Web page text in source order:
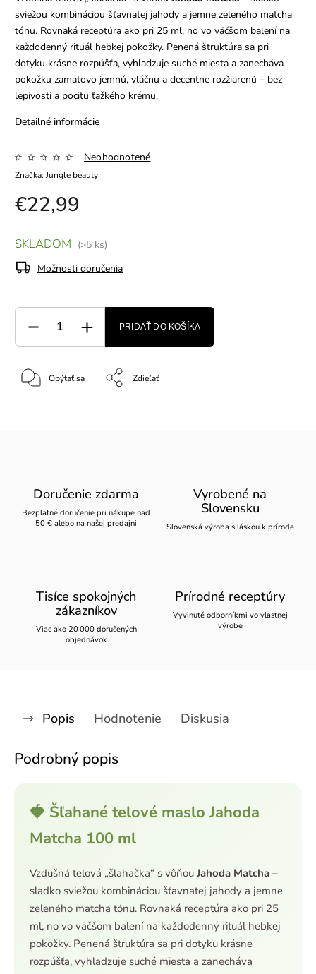
sviežou kombináciou šťavnatej jahody a jemne zeleného matcha
tónu. Rovnaká receptúra ako pri 25 ml, no vo väčšom balení na
každodenný rituál hebkej pokožky. Penená štruktúra sa pri
dotyku krásne rozpúšťa, vyhladzuje suché miesta a zanecháva
pokožku zamatovo jemnú, vláčnu a decentne rozžiarenú – bez
lepivosti a pocitu ťažkého krému.
Detailné informácie
Značka: Jungle beauty
Neohodnotené
€22,99
SKLADOM (>5 ks)
Možnosti doručenia
PRIDAŤ DO KOŠÍKA
Opýtať sa Zdieľať
Doručenie zdarma
Bezplatné doručenie pri nákupe nad
50 € alebo na našej predajni
Vyrobené na
Slovensku
Slovenská výroba s láskou k prírode
Tisíce spokojných
zákazníkov
Viac ako 20 000 doručených
objednávok
Prírodné receptúry
Vyvinuté odborníkmi vo vlastnej
výrobe
Popis Hodnotenie Diskusia
Podrobný popis
🍓 Šľahané telové maslo Jahoda
Matcha 100 ml
Vzdušná telová „šľahačka“ s vôňou Jahoda Matcha –
sladko sviežou kombináciou šťavnatej jahody a jemne
zeleného matcha tónu. Rovnaká receptúra ako pri 25
ml, no vo väčšom balení na každodenný rituál hebkej
pokožky. Penená štruktúra sa pri dotyku krásne
rozpúšťa, vyhladzuje suché miesta a zanecháva